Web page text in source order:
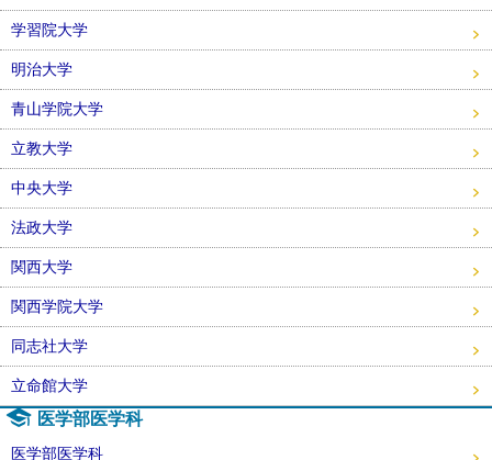
学習院大学
明治大学
青山学院大学
立教大学
中央大学
法政大学
関西大学
関西学院大学
同志社大学
立命館大学
医学部医学科
医学部医学科